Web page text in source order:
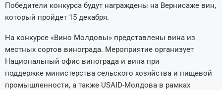
Победители конкурса будут награждены на Вернисаже вин,
который пройдет 15 декабря.
На конкурсе «Вино Молдовы» представлены вина из
местных сортов винограда. Мероприятие организует
Национальный офис винограда и вина при
поддержке министерства сельского хозяйства и пищевой
промышленности, а также USAID-Молдова в рамках